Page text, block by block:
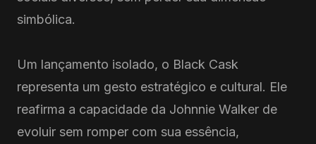
simbólica.
Um lançamento isolado, o Black Cask
representa um gesto estratégico e cultural. Ele
reafirma a capacidade da Johnnie Walker de
evoluir sem romper com sua essência,